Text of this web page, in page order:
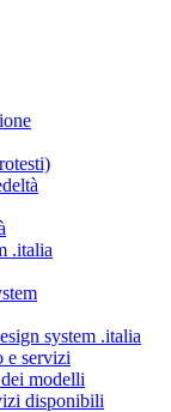
.italia
system .italia
e servizi
modelli
disponibili